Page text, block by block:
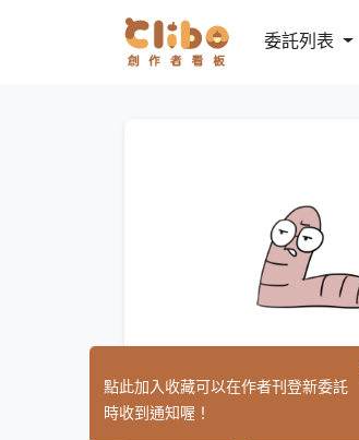
委託列表
彥寬 (0)
點此加入收藏可以在作者刊登新委託
時收到通知喔！